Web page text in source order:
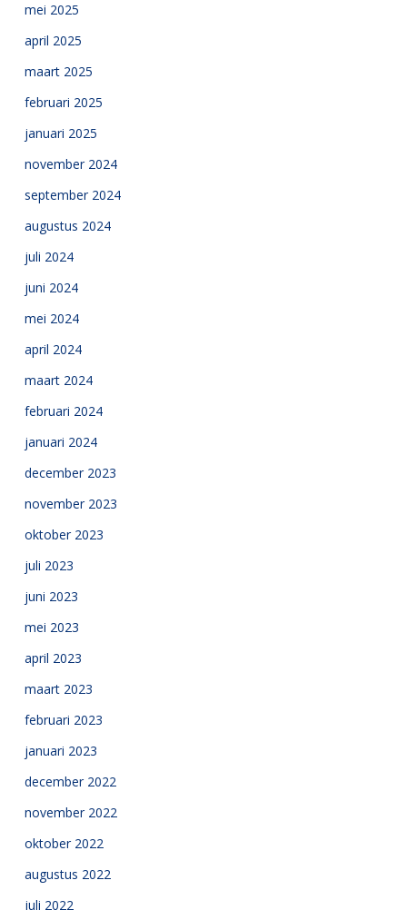
mei 2025
april 2025
maart 2025
februari 2025
januari 2025
november 2024
september 2024
augustus 2024
juli 2024
juni 2024
mei 2024
april 2024
maart 2024
februari 2024
januari 2024
december 2023
november 2023
oktober 2023
juli 2023
juni 2023
mei 2023
april 2023
maart 2023
februari 2023
januari 2023
december 2022
november 2022
oktober 2022
augustus 2022
juli 2022